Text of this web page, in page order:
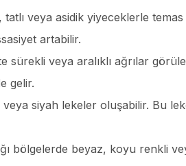
tatlı veya asidik yiyeceklerle
artabilir.
sürekli veya aralıklı ağrılar
gelir.
siyah lekeler oluşabilir. Bu
bölgelerde beyaz, koyu renkli